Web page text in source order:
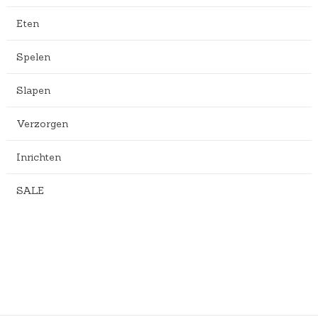
Eten
Spelen
Slapen
Verzorgen
Inrichten
SALE